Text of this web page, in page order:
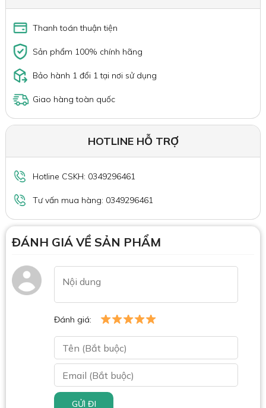
Thanh toán thuận tiện
Sản phẩm 100% chính hãng
Bảo hành 1 đổi 1 tại nơi sử dụng
Giao hàng toàn quốc
HOTLINE HỖ TRỢ
Hotline CSKH: 0349296461
Tư vấn mua hàng: 0349296461
ĐÁNH GIÁ VỀ SẢN PHẨM
Đánh giá:
GỬI ĐI